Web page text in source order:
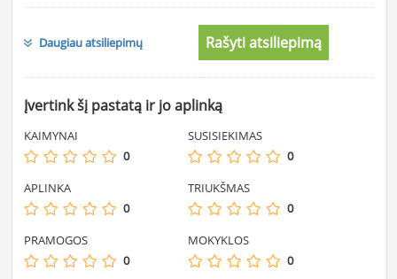
Daugiau atsiliepimų Rašyti atsiliepimą
Įvertink šį pastatą ir jo aplinką
KAIMYNAI
0
SUSISIEKIMAS
0
APLINKA
0
TRIUKŠMAS
0
PRAMOGOS
0
MOKYKLOS
0